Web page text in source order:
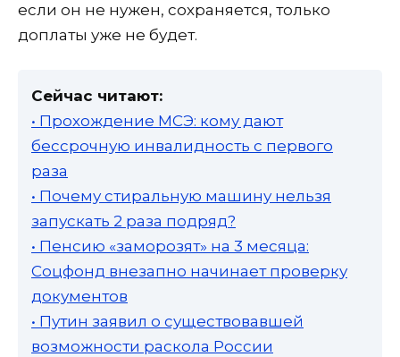
если он не нужен, сохраняется, только
доплаты уже не будет.
Сейчас читают:
• Прохождение МСЭ: кому дают
бессрочную инвалидность с первого
раза
• Почему стиральную машину нельзя
запускать 2 раза подряд?
• Пенсию «заморозят» на 3 месяца:
Соцфонд внезапно начинает проверку
документов
• Путин заявил о существовавшей
возможности раскола России